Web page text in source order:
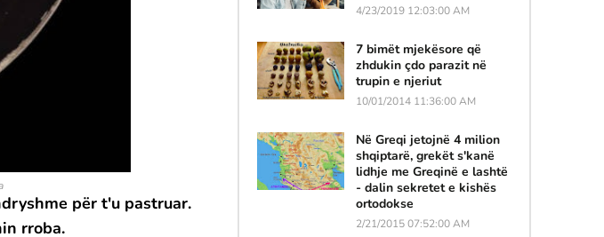
për t'u pastruar.
rroba.
4/23/2019 12:03:00 AM
7 bimët mjekësore që
zhdukin çdo parazit në
trupin e njeriut
10/01/2014 11:36:00 AM
Në Greqi jetojnë 4 milion
shqiptarë, grekët s'kanë
lidhje me Greqinë e lashtë
- dalin sekretet e kishës
ortodokse
2/21/2015 07:52:00 AM